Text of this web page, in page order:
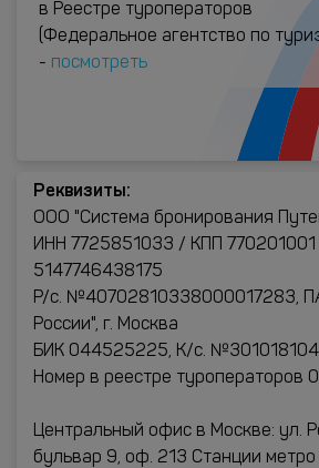
в Реестре туроператоров
(Федеральное агентство по
- посмотреть
Реквизиты:
ООО "Система бронирования
ИНН 7725851033 / КПП
5147746438175
Р/с. №40702810338000017283,
России", г. Москва
БИК 044525225, К/с.
Номер в реестре туроператоров
Центральный офис в Москве: ул.
бульвар 9, оф. 213 Станции